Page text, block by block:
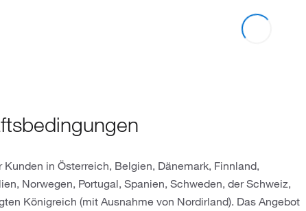
in Österreich, Belgien, Dänemark, Finnland,
Norwegen, Portugal, Spanien, Schweden, der Schweiz,
Königreich (mit Ausnahme von Nordirland). Das Angebot